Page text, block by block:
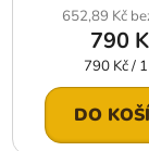
652,89 Kč
790
Měrná
cena:
790 Kč /
DO